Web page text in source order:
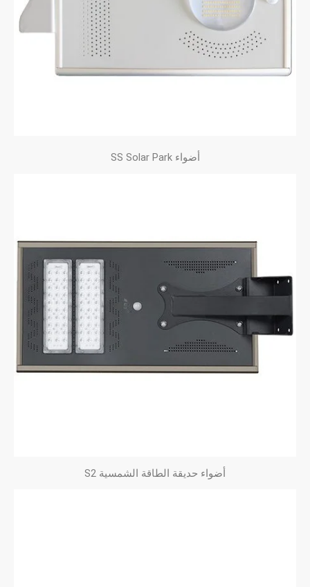
أضواء SS Solar Park
أضواء حديقة الطاقة الشمسية S2